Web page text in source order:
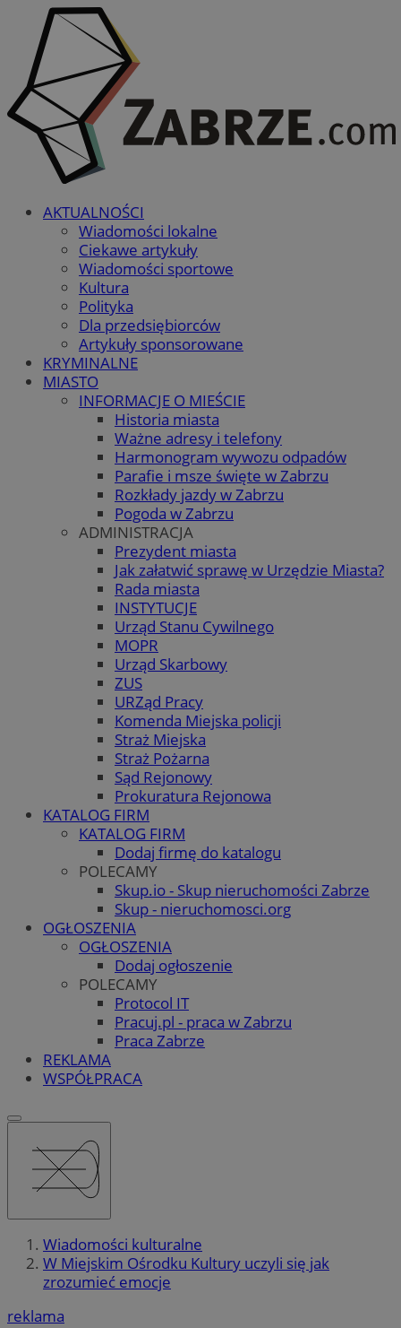
AKTUALNOŚCI
Wiadomości lokalne
Ciekawe artykuły
Wiadomości sportowe
Kultura
Polityka
Dla przedsiębiorców
Artykuły sponsorowane
KRYMINALNE
MIASTO
INFORMACJE O MIEŚCIE
Historia miasta
Ważne adresy i telefony
Harmonogram wywozu odpadów
Parafie i msze święte w Zabrzu
Rozkłady jazdy w Zabrzu
Pogoda w Zabrzu
ADMINISTRACJA
Prezydent miasta
Jak załatwić sprawę w Urzędzie Miasta?
Rada miasta
INSTYTUCJE
Urząd Stanu Cywilnego
MOPR
Urząd Skarbowy
ZUS
URZąd Pracy
Komenda Miejska policji
Straż Miejska
Straż Pożarna
Sąd Rejonowy
Prokuratura Rejonowa
KATALOG FIRM
KATALOG FIRM
Dodaj firmę do katalogu
POLECAMY
Skup.io - Skup nieruchomości Zabrze
Skup - nieruchomosci.org
OGŁOSZENIA
OGŁOSZENIA
Dodaj ogłoszenie
POLECAMY
Protocol IT
Pracuj.pl - praca w Zabrzu
Praca Zabrze
REKLAMA
WSPÓŁPRACA
Wiadomości kulturalne
W Miejskim Ośrodku Kultury uczyli się jak
zrozumieć emocje
reklama